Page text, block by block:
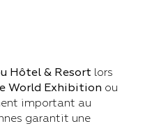
Hôtel & Resort lors
World Exhibition ou
important au
garantit une